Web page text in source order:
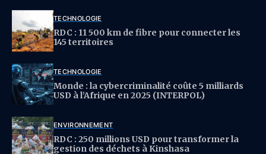
TECHNOLOGIE
RDC : 11 500 km de fibre pour connecter les
145 territoires
TECHNOLOGIE
Monde : la cybercriminalité coûte 5 milliards
USD à l’Afrique en 2025 (INTERPOL)
ENVIRONNEMENT
RDC : 250 millions USD pour transformer la
gestion des déchets à Kinshasa